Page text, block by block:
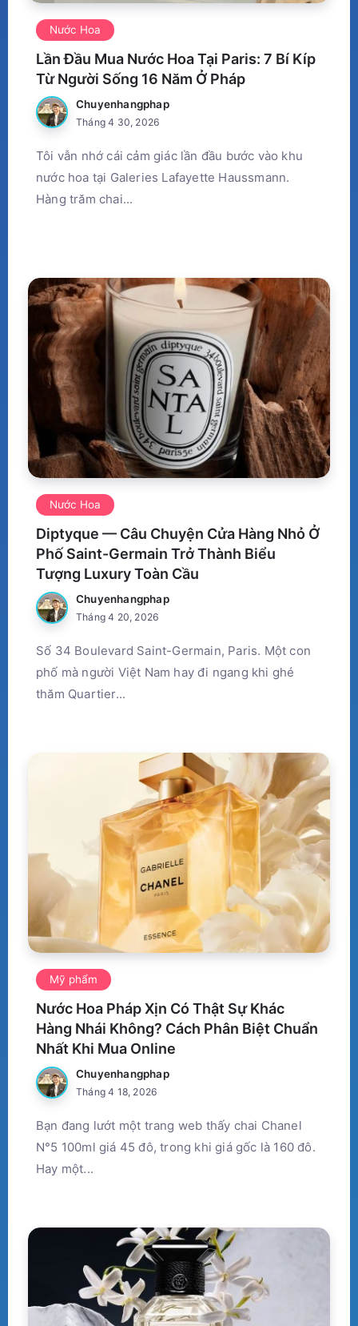
Nước Hoa
Lần Đầu Mua Nước Hoa Tại Paris: 7 Bí Kíp
Từ Người Sống 16 Năm Ở Pháp
Chuyenhangphap
Tháng 4 30, 2026
Tôi vẫn nhớ cái cảm giác lần đầu bước vào khu
nước hoa tại Galeries Lafayette Haussmann.
Hàng trăm chai...
Nước Hoa
Diptyque — Câu Chuyện Cửa Hàng Nhỏ Ở
Phố Saint-Germain Trở Thành Biểu
Tượng Luxury Toàn Cầu
Chuyenhangphap
Tháng 4 20, 2026
Số 34 Boulevard Saint-Germain, Paris. Một con
phố mà người Việt Nam hay đi ngang khi ghé
thăm Quartier...
Mỹ phẩm
Nước Hoa Pháp Xịn Có Thật Sự Khác
Hàng Nhái Không? Cách Phân Biệt Chuẩn
Nhất Khi Mua Online
Chuyenhangphap
Tháng 4 18, 2026
Bạn đang lướt một trang web thấy chai Chanel
N°5 100ml giá 45 đô, trong khi giá gốc là 160 đô.
Hay một...